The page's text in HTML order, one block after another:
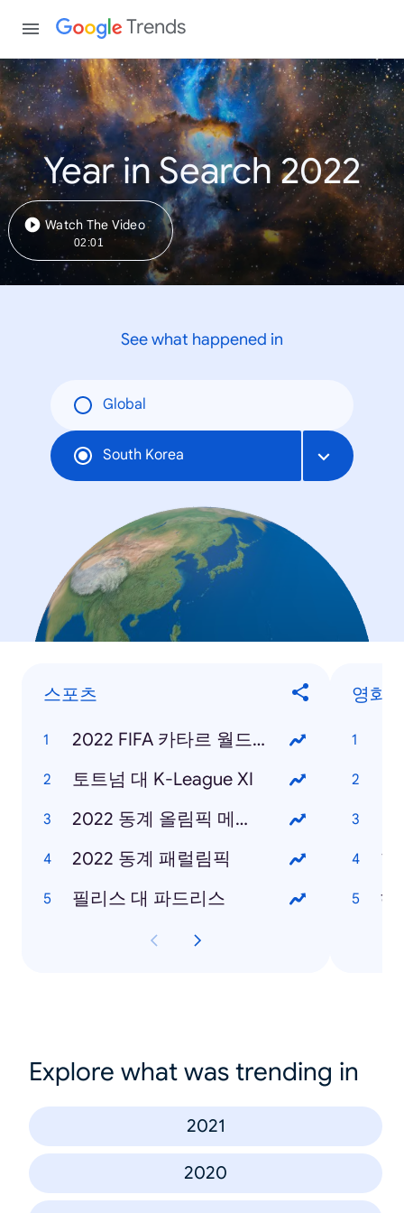
Trends
Year in Search 2022
Watch The Video
02:01
See what happened in
Global
South Korea
스포츠
2022 FIFA 카타르 월드컵
토트넘 대 K-League XI
2022 동계 올림픽 메달 현황
2022 동계 패럴림픽
필리스 대 파드리스
영화
한
헤
Explore what was trending in
2021
2020